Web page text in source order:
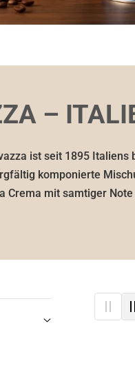
–
ist seit 1895 Italiens
komponierte
Crema mit samtiger